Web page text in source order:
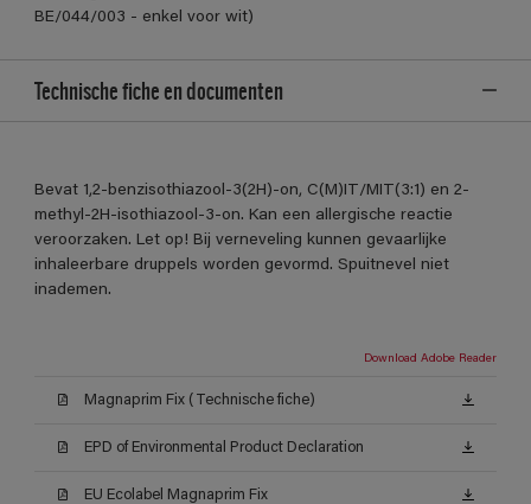
BE/044/003 - enkel voor wit)
Technische fiche en documenten
Bevat 1,2-benzisothiazool-3(2H)-on, C(M)IT/MIT(3:1) en 2-
methyl-2H-isothiazool-3-on. Kan een allergische reactie
veroorzaken. Let op! Bij verneveling kunnen gevaarlijke
inhaleerbare druppels worden gevormd. Spuitnevel niet
inademen.
Download Adobe Reader
Magnaprim Fix (Technische fiche)
EPD of Environmental Product Declaration
EU Ecolabel Magnaprim Fix